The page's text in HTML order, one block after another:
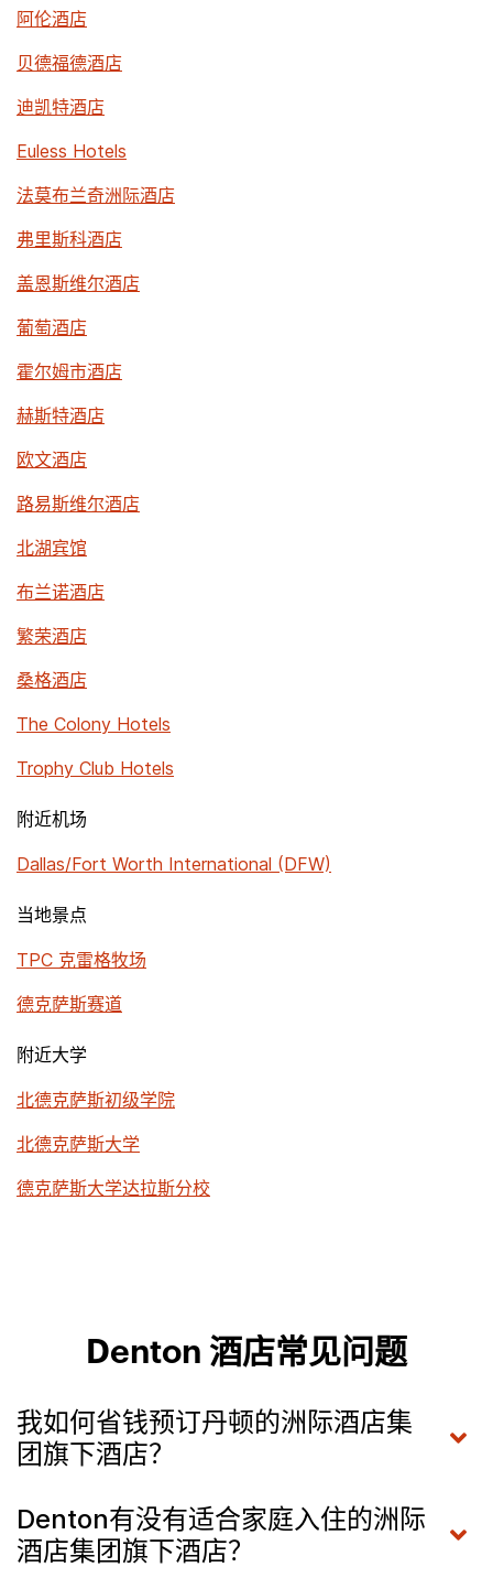
阿伦酒店
贝德福德酒店
迪凯特酒店
Euless Hotels
法莫布兰奇洲际酒店
弗里斯科酒店
盖恩斯维尔酒店
葡萄酒店
霍尔姆市酒店
赫斯特酒店
欧文酒店
路易斯维尔酒店
北湖宾馆
布兰诺酒店
繁荣酒店
桑格酒店
The Colony Hotels
Trophy Club Hotels
附近机场
Dallas/Fort Worth International (DFW)
当地景点
TPC 克雷格牧场
德克萨斯赛道
附近大学
北德克萨斯初级学院
北德克萨斯大学
德克萨斯大学达拉斯分校
Denton 酒店常见问题
我如何省钱预订丹顿的洲际酒店集
团旗下酒店？
Denton有没有适合家庭入住的洲际
酒店集团旗下酒店？